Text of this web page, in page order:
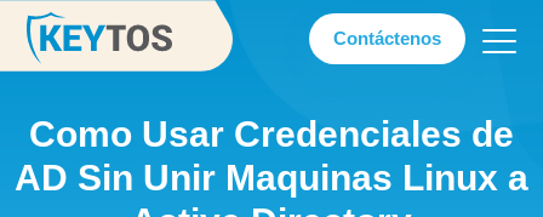
Contáctenos
Como Usar Credenciales de
AD Sin Unir Maquinas Linux a